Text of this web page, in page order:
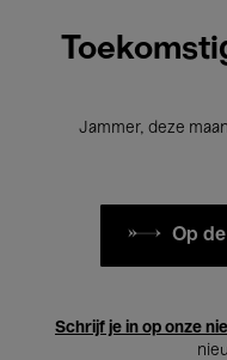
Jammer, deze
Op
Schrijf je in op onze